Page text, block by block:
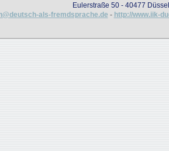
Eulerstraße 50 - 40477
als-fremdsprache.de - http://www.iik-